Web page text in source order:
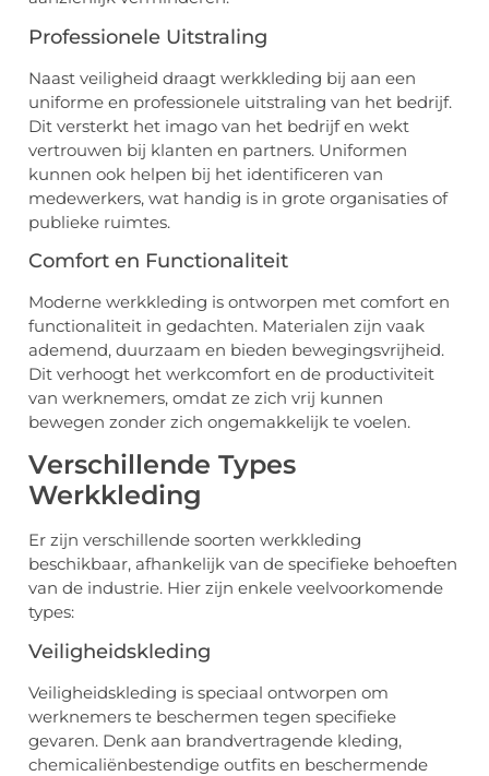
Professionele Uitstraling
Naast veiligheid draagt werkkleding bij aan een
uniforme en professionele uitstraling van het bedrijf.
Dit versterkt het imago van het bedrijf en wekt
vertrouwen bij klanten en partners. Uniformen
kunnen ook helpen bij het identificeren van
medewerkers, wat handig is in grote organisaties of
publieke ruimtes.
Comfort en Functionaliteit
Moderne werkkleding is ontworpen met comfort en
functionaliteit in gedachten. Materialen zijn vaak
ademend, duurzaam en bieden bewegingsvrijheid.
Dit verhoogt het werkcomfort en de productiviteit
van werknemers, omdat ze zich vrij kunnen
bewegen zonder zich ongemakkelijk te voelen.
Verschillende Types
Werkkleding
Er zijn verschillende soorten werkkleding
beschikbaar, afhankelijk van de specifieke behoeften
van de industrie. Hier zijn enkele veelvoorkomende
types:
Veiligheidskleding
Veiligheidskleding is speciaal ontworpen om
werknemers te beschermen tegen specifieke
gevaren. Denk aan brandvertragende kleding,
chemicaliënbestendige outfits en beschermende